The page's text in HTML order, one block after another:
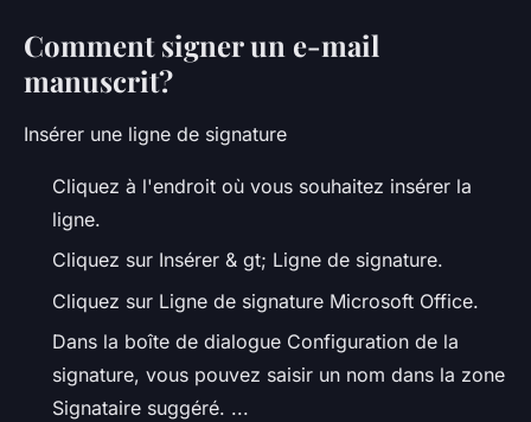
Comment signer un e-mail
manuscrit?
Insérer une ligne de signature
Cliquez à l'endroit où vous souhaitez insérer la
ligne.
Cliquez sur Insérer & gt; Ligne de signature.
Cliquez sur Ligne de signature Microsoft Office.
Dans la boîte de dialogue Configuration de la
signature, vous pouvez saisir un nom dans la zone
Signataire suggéré. ...